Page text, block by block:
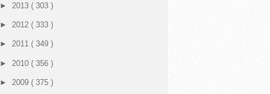
► 2013 ( 303 )
► 2012 ( 333 )
► 2011 ( 349 )
► 2010 ( 356 )
► 2009 ( 375 )